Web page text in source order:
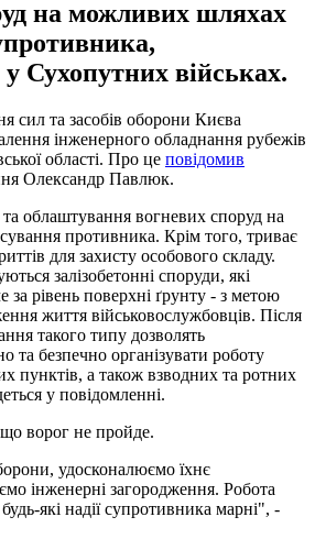
на можливих шляхах
Сухопутних військах.
сил та засобів оборони Києва
інженерного обладнання рубежів
області. Про це повідомив
Олександр Павлюк.
облаштування вогневих споруд на
противника. Крім того, триває
для захисту особового складу.
залізобетонні споруди, які
рівень поверхні ґрунту - з метою
життя військовослужбовців. Після
такого типу дозволять
та безпечно організувати роботу
пунктів, а також взводних та ротних
у повідомленні.
ворог не пройде.
удосконалюємо їхнє
інженерні загородження. Робота
які надії супротивника марні", -